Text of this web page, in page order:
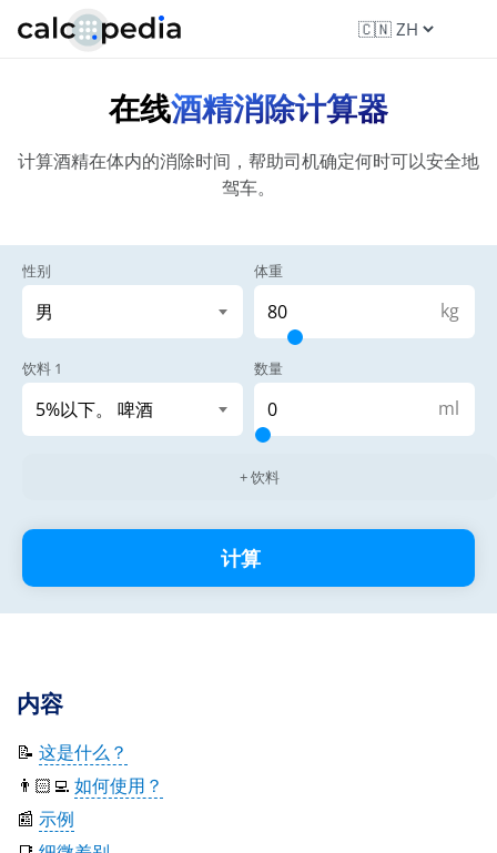
在线酒精消除计算器
计算酒精在体内的消除时间，帮助司机确定何时可以安全地
驾车。
性别 体重
kg
饮料 1 数量
ml
+ 饮料
计算
内容
📝 这是什么？
👨🏻‍💻 如何使用？
📰 示例